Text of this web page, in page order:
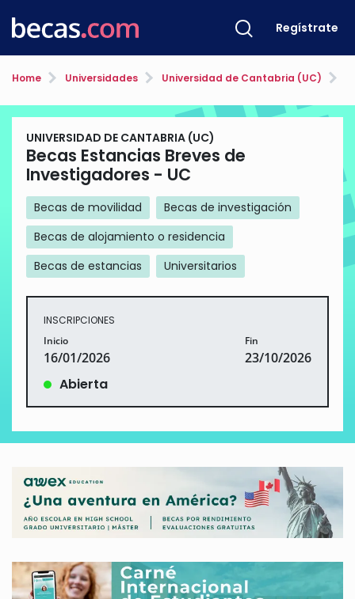
Regístrate
Home Universidades Universidad de Cantabria (UC)
UNIVERSIDAD DE CANTABRIA (UC)
Becas Estancias Breves de
Investigadores - UC
Becas de movilidad
Becas de investigación
Becas de alojamiento o residencia
Becas de estancias
Universitarios
INSCRIPCIONES
Inicio
16/01/2026
Fin
23/10/2026
Abierta